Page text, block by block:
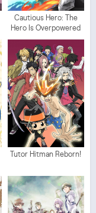
Cautious Hero: The
Hero Is Overpowered
but Overly Cautious
Tutor Hitman Reborn!